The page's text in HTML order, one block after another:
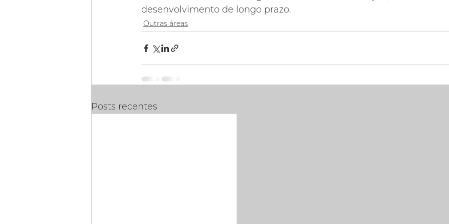
desenvolvimento de longo prazo.
Outras áreas
Posts recentes